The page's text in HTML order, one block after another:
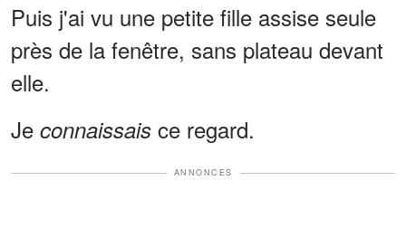
Puis j'ai vu une petite fille assise seule
près de la fenêtre, sans plateau devant
elle.
Je connaissais ce regard.
ANNONCES